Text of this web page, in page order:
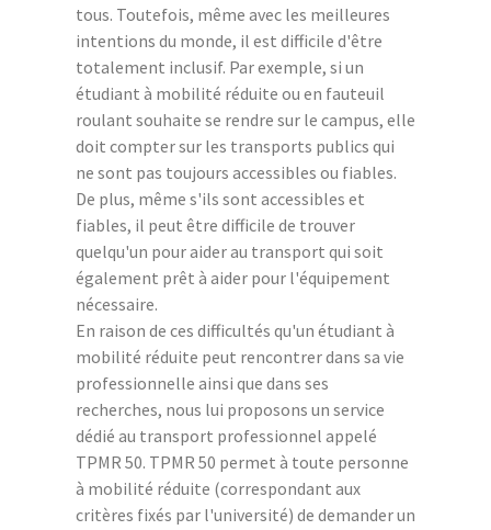
tous. Toutefois, même avec les meilleures
intentions du monde, il est difficile d'être
totalement inclusif. Par exemple, si un
étudiant à mobilité réduite ou en fauteuil
roulant souhaite se rendre sur le campus, elle
doit compter sur les transports publics qui
ne sont pas toujours accessibles ou fiables.
De plus, même s'ils sont accessibles et
fiables, il peut être difficile de trouver
quelqu'un pour aider au transport qui soit
également prêt à aider pour l'équipement
nécessaire.
En raison de ces difficultés qu'un étudiant à
mobilité réduite peut rencontrer dans sa vie
professionnelle ainsi que dans ses
recherches, nous lui proposons un service
dédié au transport professionnel appelé
TPMR 50. TPMR 50 permet à toute personne
à mobilité réduite (correspondant aux
critères fixés par l'université) de demander un